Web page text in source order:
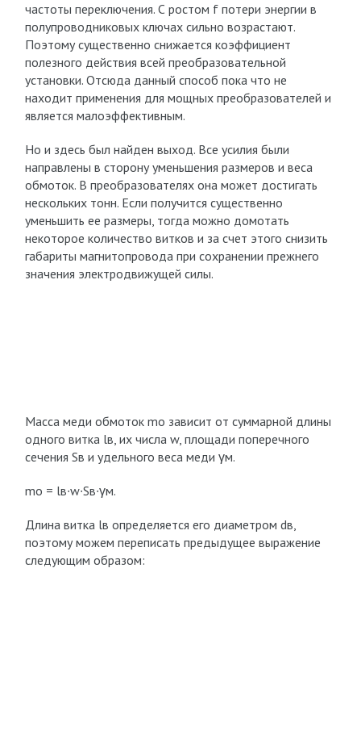
частоты переключения. С ростом f потери энергии в
полупроводниковых ключах сильно возрастают.
Поэтому существенно снижается коэффициент
полезного действия всей преобразовательной
установки. Отсюда данный способ пока что не
находит применения для мощных преобразователей и
является малоэффективным.
Но и здесь был найден выход. Все усилия были
направлены в сторону уменьшения размеров и веса
обмоток. В преобразователях она может достигать
нескольких тонн. Если получится существенно
уменьшить ее размеры, тогда можно домотать
некоторое количество витков и за счет этого снизить
габариты магнитопровода при сохранении прежнего
значения электродвижущей силы.
Масса меди обмоток mо зависит от суммарной длины
одного витка lв, их числа w, площади поперечного
сечения Sв и удельного веса меди γм.
mо = lв∙w∙Sв∙γм.
Длина витка lв определяется его диаметром dв,
поэтому можем переписать предыдущее выражение
следующим образом: